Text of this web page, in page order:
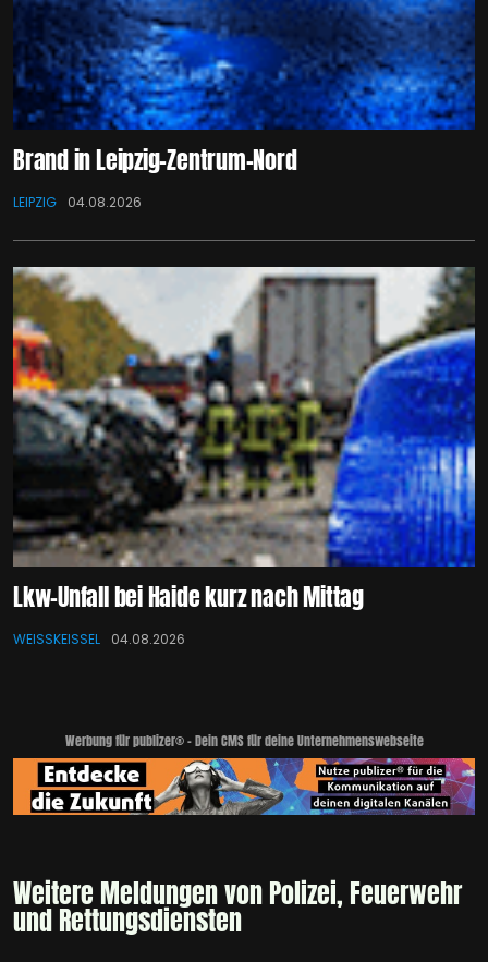
Brand in Leipzig-Zentrum-Nord
LEIPZIG 04.08.2026
Lkw-Unfall bei Haide kurz nach Mittag
WEISSKEISSEL 04.08.2026
Werbung für publizer® - Dein CMS für deine Unternehmenswebseite
Weitere Meldungen von Polizei, Feuerwehr
und Rettungsdiensten